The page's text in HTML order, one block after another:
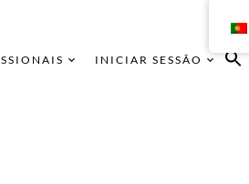
INICIAR SESSÃO